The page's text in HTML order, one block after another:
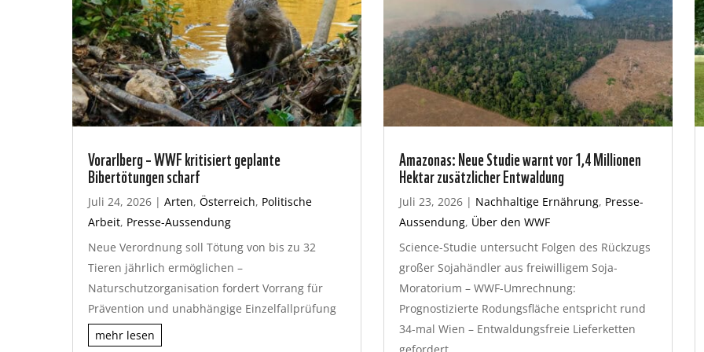
Vorarlberg – WWF kritisiert geplante
Bibertötungen scharf
Juli 24, 2026 | Arten, Österreich, Politische
Arbeit, Presse-Aussendung
Neue Verordnung soll Tötung von bis zu 32
Tieren jährlich ermöglichen –
Naturschutzorganisation fordert Vorrang für
Prävention und unabhängige Einzelfallprüfung
mehr lesen
Amazonas: Neue Studie warnt vor 1,4 Millionen
Hektar zusätzlicher Entwaldung
Juli 23, 2026| Nachhaltige Ernährung, Presse-
Aussendung, Über den WWF
Science-Studie untersucht Folgen des Rückzugs
großer Sojahändler aus freiwilligem Soja-
Moratorium – WWF-Umrechnung:
Prognostizierte Rodungsfläche entspricht rund
34-mal Wien – Entwaldungsfreie Lieferketten